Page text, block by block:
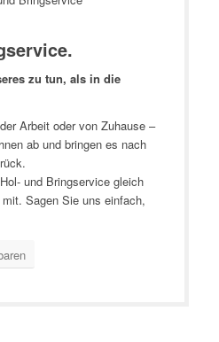
zu tun, als in die
Arbeit oder von Zuhause –
ab und bringen es nach
und Bringservice gleich
Sagen Sie uns einfach,